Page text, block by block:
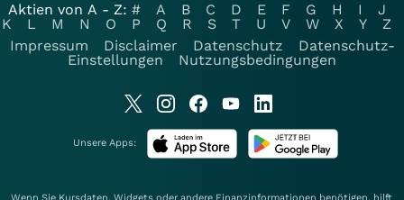
Aktien von A - Z: # A B C D E F G H I
J
K
L M N O P Q R S T U V W X Y
Z
Impressum
Disclaimer Datenschutz
Datenschutz-
Einstellungen
Nutzungsbedingungen
Unsere Apps: